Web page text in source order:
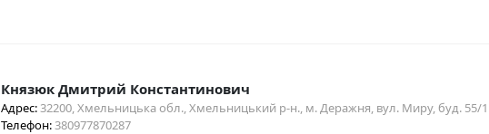
Князюк Дмитрий Константинович
Адрес:32200, Хмельницька обл., Хмельницький р-н., м. Деражня, вул. Миру, буд. 55/1
Телефон:380977870287